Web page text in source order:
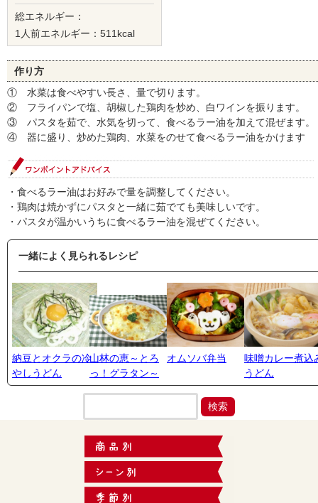
総エネルギー：
1人前エネルギー：511kcal
作り方
① 水菜は食べやすい長さ、量で切ります。
② フライパンで塩、胡椒した鶏肉を炒め、白ワインを振ります。
③ パスタを茹で、水気を切って、食べるラー油を加えて混ぜます。
④ 器に盛り、炒めた鶏肉、水菜をのせて食べるラー油をかけます
・食べるラー油はお好みで量を調整してください。
・鶏肉は焼かずにパスタと一緒に茹でても美味しいです。
・パスタが温かいうちに食べるラー油を混ぜてください。
一緒によく見られるレシピ
納豆とオクラの冷
やしうどん
山林の恵～とろ
っ！グラタン～
オムソバ弁当
味噌カレー煮込
うどん